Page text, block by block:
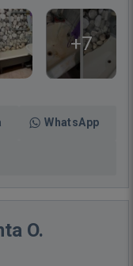
+7
WhatsApp
O.